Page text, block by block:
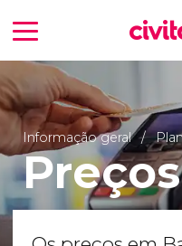
Informação geral